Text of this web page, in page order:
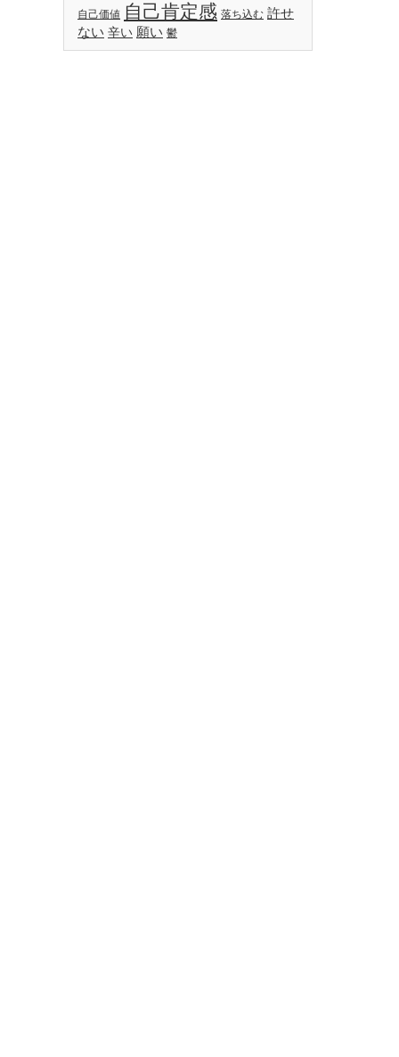
自己価値 自己肯定感 落ち込む 許せ
ない 辛い 願い 鬱